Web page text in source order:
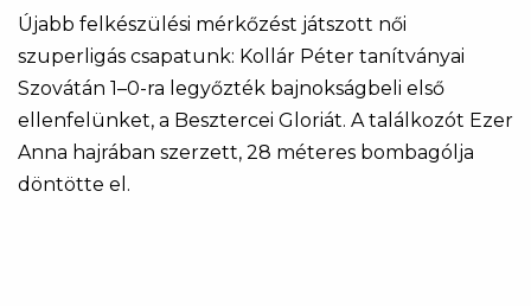
Újabb felkészülési mérkőzést játszott női
szuperligás csapatunk: Kollár Péter tanítványai
Szovátán 1–0-ra legyőzték bajnokságbeli első
ellenfelünket, a Besztercei Gloriát. A találkozót Ezer
Anna hajrában szerzett, 28 méteres bombagólja
döntötte el.